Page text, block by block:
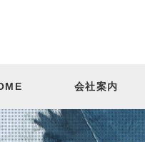
会社案内